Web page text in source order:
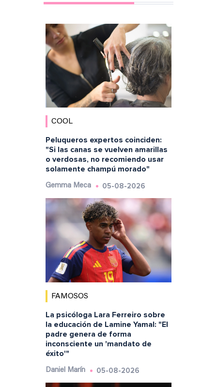
COOL
Peluqueros expertos coinciden:
"Si las canas se vuelven amarillas
o verdosas, no recomiendo usar
solamente champú morado"
Gemma Meca 05-08-2026
FAMOSOS
La psicóloga Lara Ferreiro sobre
la educación de Lamine Yamal: "El
padre genera de forma
inconsciente un 'mandato de
éxito'"
Daniel Marín 05-08-2026